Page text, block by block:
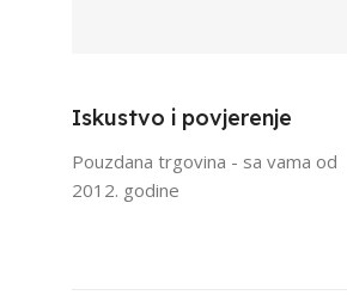
Iskustvo i povjerenje
Pouzdana trgovina - sa vama od
2012. godine